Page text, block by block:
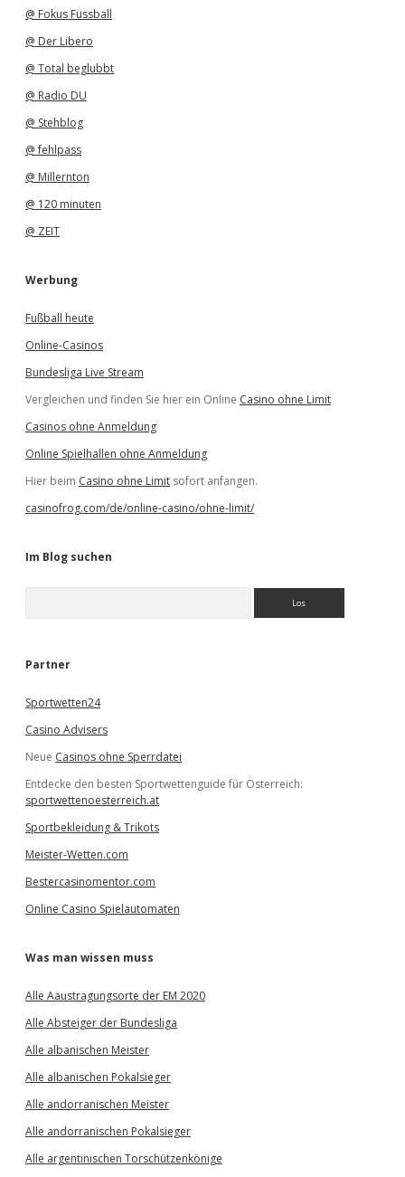
@ Fokus Fussball
@ Der Libero
@ Total beglubbt
@ Radio DU
@ Stehblog
@ fehlpass
@ Millernton
@ 120 minuten
@ ZEIT
Werbung
Fußball heute
Online-Casinos
Bundesliga Live Stream
Vergleichen und finden Sie hier ein Online Casino ohne Limit
Casinos ohne Anmeldung
Online Spielhallen ohne Anmeldung
Hier beim Casino ohne Limit sofort anfangen.
casinofrog.com/de/online-casino/ohne-limit/
Im Blog suchen
e
Partner
Sportwetten24
Casino Advisers
Neue Casinos ohne Sperrdatei
Entdecke den besten Sportwettenguide für Österreich:
sportwettenoesterreich.at
Sportbekleidung & Trikots
Meister-Wetten.com
Bestercasinomentor.com
Online Casino Spielautomaten
Was man wissen muss
Alle Aaustragungsorte der EM 2020
Alle Absteiger der Bundesliga
Alle albanischen Meister
Alle albanischen Pokalsieger
Alle andorranischen Meister
Alle andorranischen Pokalsieger
Alle argentinischen Torschützenkönige